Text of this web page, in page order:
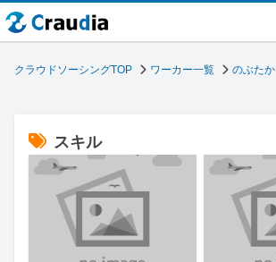
クラウドソーシングTOP ワーカー一覧 のぶたか
スキル